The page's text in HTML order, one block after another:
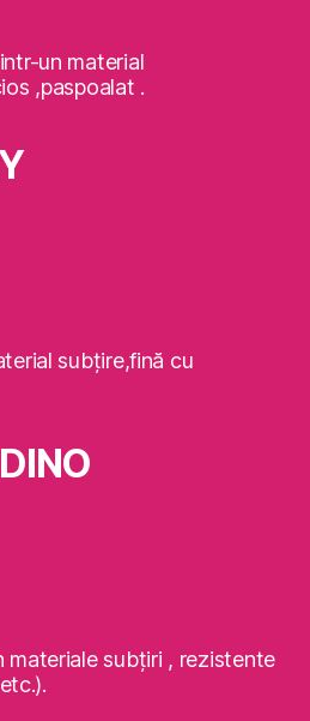
un material
,paspoalat .
subţire,fină cu
subţiri , rezistente